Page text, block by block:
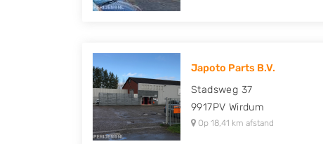
Japoto Parts B.V.
Stadsweg 37
9917PV Wirdum
Op 18,41 km afstand